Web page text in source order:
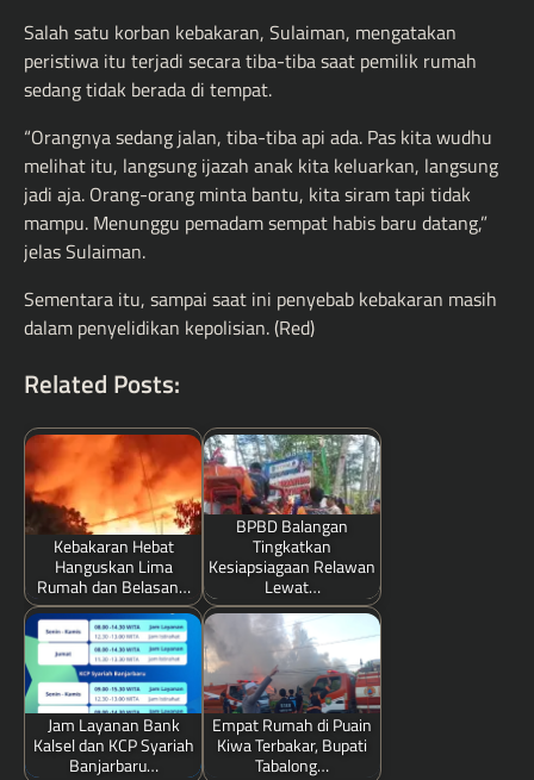
Salah satu korban kebakaran, Sulaiman, mengatakan
peristiwa itu terjadi secara tiba-tiba saat pemilik rumah
sedang tidak berada di tempat.
“Orangnya sedang jalan, tiba-tiba api ada. Pas kita wudhu
melihat itu, langsung ijazah anak kita keluarkan, langsung
jadi aja. Orang-orang minta bantu, kita siram tapi tidak
mampu. Menunggu pemadam sempat habis baru datang,”
jelas Sulaiman.
Sementara itu, sampai saat ini penyebab kebakaran masih
dalam penyelidikan kepolisian. (Red)
Related Posts:
Kebakaran Hebat
Hanguskan Lima
Rumah dan Belasan…
BPBD Balangan
Tingkatkan
Kesiapsiagaan Relawan
Lewat…
Jam Layanan Bank
Kalsel dan KCP Syariah
Banjarbaru…
Empat Rumah di Puain
Kiwa Terbakar, Bupati
Tabalong…